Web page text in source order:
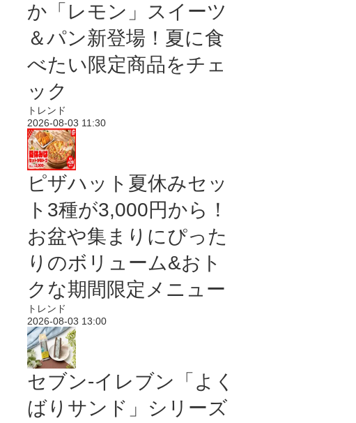
か「レモン」スイーツ
＆パン新登場！夏に食
べたい限定商品をチェ
ック
トレンド
2026-08-03 11:30
ピザハット夏休みセッ
ト3種が3,000円から！
お盆や集まりにぴった
りのボリューム&おト
クな期間限定メニュー
トレンド
2026-08-03 13:00
セブン‐イレブン「よく
ばりサンド」シリーズ